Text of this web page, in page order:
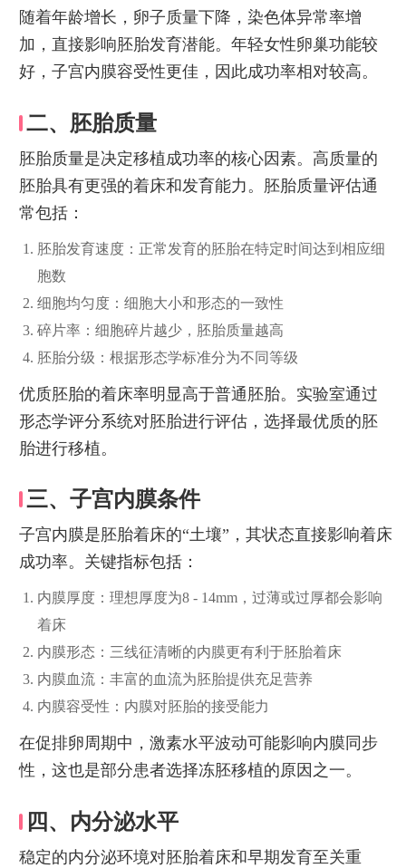
随着年龄增长，卵子质量下降，染色体异常率增
加，直接影响胚胎发育潜能。年轻女性卵巢功能较
好，子宫内膜容受性更佳，因此成功率相对较高。
二、胚胎质量
胚胎质量是决定移植成功率的核心因素。高质量的
胚胎具有更强的着床和发育能力。胚胎质量评估通
常包括：
胚胎发育速度：正常发育的胚胎在特定时间达到相应细
胞数
细胞均匀度：细胞大小和形态的一致性
碎片率：细胞碎片越少，胚胎质量越高
胚胎分级：根据形态学标准分为不同等级
优质胚胎的着床率明显高于普通胚胎。实验室通过
形态学评分系统对胚胎进行评估，选择最优质的胚
胎进行移植。
三、子宫内膜条件
子宫内膜是胚胎着床的“土壤”，其状态直接影响着床
成功率。关键指标包括：
内膜厚度：理想厚度为8 - 14mm，过薄或过厚都会影响
着床
内膜形态：三线征清晰的内膜更有利于胚胎着床
内膜血流：丰富的血流为胚胎提供充足营养
内膜容受性：内膜对胚胎的接受能力
在促排卵周期中，激素水平波动可能影响内膜同步
性，这也是部分患者选择冻胚移植的原因之一。
四、内分泌水平
稳定的内分泌环境对胚胎着床和早期发育至关重